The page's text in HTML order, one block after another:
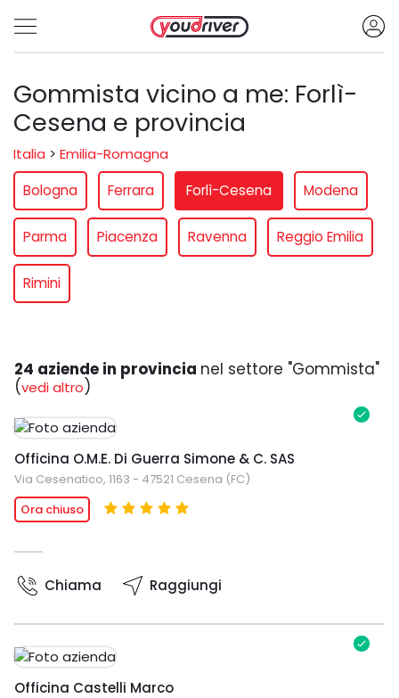
Gommista vicino a me: Forlì-
Cesena e provincia
Italia > Emilia-Romagna
Bologna
Ferrara Forlì-Cesena Modena
Parma Piacenza Ravenna Reggio Emilia
Rimini
24 aziende in provincia nel settore "Gommista"
(vedi altro)
Officina O.M.E. Di Guerra Simone & C. SAS
Via Cesenatico, 1163 - 47521 Cesena (FC)
Ora chiuso
Chiama Raggiungi
Officina Castelli Marco